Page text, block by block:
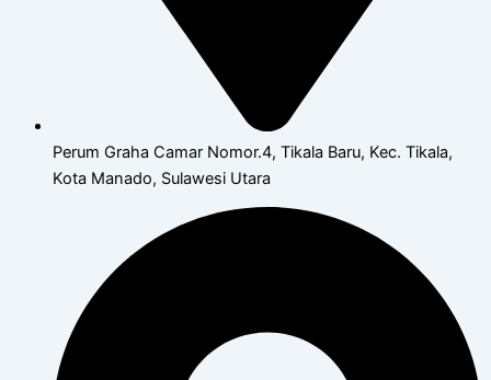
Perum Graha Camar Nomor.4, Tikala Baru, Kec. Tikala,
Kota Manado, Sulawesi Utara